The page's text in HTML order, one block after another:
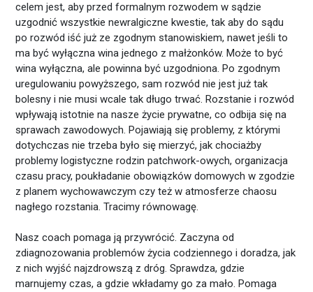
celem jest, aby przed formalnym rozwodem w sądzie
uzgodnić wszystkie newralgiczne kwestie, tak aby do sądu
po rozwód iść już ze zgodnym stanowiskiem, nawet jeśli to
ma być wyłączna wina jednego z małżonków. Może to być
wina wyłączna, ale powinna być uzgodniona. Po zgodnym
uregulowaniu powyższego, sam rozwód nie jest już tak
bolesny i nie musi wcale tak długo trwać. Rozstanie i rozwód
wpływają istotnie na nasze życie prywatne, co odbija się na
sprawach zawodowych. Pojawiają się problemy, z którymi
dotychczas nie trzeba było się mierzyć, jak chociażby
problemy logistyczne rodzin patchwork-owych, organizacja
czasu pracy, poukładanie obowiązków domowych w zgodzie
z planem wychowawczym czy też w atmosferze chaosu
nagłego rozstania. Tracimy równowagę.
Nasz coach pomaga ją przywrócić. Zaczyna od
zdiagnozowania problemów życia codziennego i doradza, jak
z nich wyjść najzdrowszą z dróg. Sprawdza, gdzie
marnujemy czas, a gdzie wkładamy go za mało. Pomaga